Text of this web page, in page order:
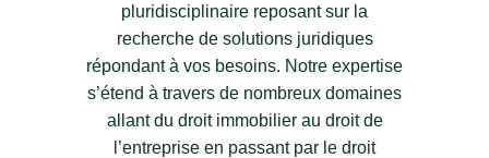
pluridisciplinaire reposant sur la
recherche de solutions juridiques
répondant à vos besoins. Notre expertise
s’étend à travers de nombreux domaines
allant du droit immobilier au droit de
l’entreprise en passant par le droit